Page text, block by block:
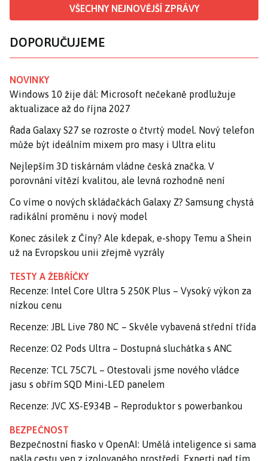
VŠECHNY NEJNOVĚJŠÍ ZPRÁVY
DOPORUČUJEME
NOVINKY
Windows 10 žije dál: Microsoft nečekaně prodlužuje
aktualizace až do října 2027
Řada Galaxy S27 se rozroste o čtvrtý model. Nový telefon
může být ideálním mixem pro masy i Ultra elitu
Nejlepším 3D tiskárnám vládne česká značka. V
porovnání vítězí kvalitou, ale levná rozhodně není
Co víme o nových skládačkách Galaxy Z? Samsung chystá
radikální proměnu i nový model
Konec zásilek z Číny? Ale kdepak, e-shopy Temu a Shein
už na Evropskou unii zřejmě vyzrály
TESTY A ŽEBŘÍČKY
Recenze: Intel Core Ultra 5 250K Plus – Vysoký výkon za
nízkou cenu
Recenze: JBL Live 780 NC – Skvěle vybavená střední třída
Recenze: O2 Pods Ultra – Dostupná sluchátka s ANC
Recenze: TCL 75C7L – Otestovali jsme nového vládce
jasu s obřím SQD Mini-LED panelem
Recenze: JVC XS-E934B – Reproduktor s powerbankou
BEZPEČNOST
Bezpečnostní fiasko v OpenAI: Umělá inteligence si sama
našla cestu ven z izolovaného prostředí. Experti nad tím